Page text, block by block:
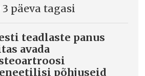
3 päeva tagasi
teadlaste panus
avada
põhjuseid